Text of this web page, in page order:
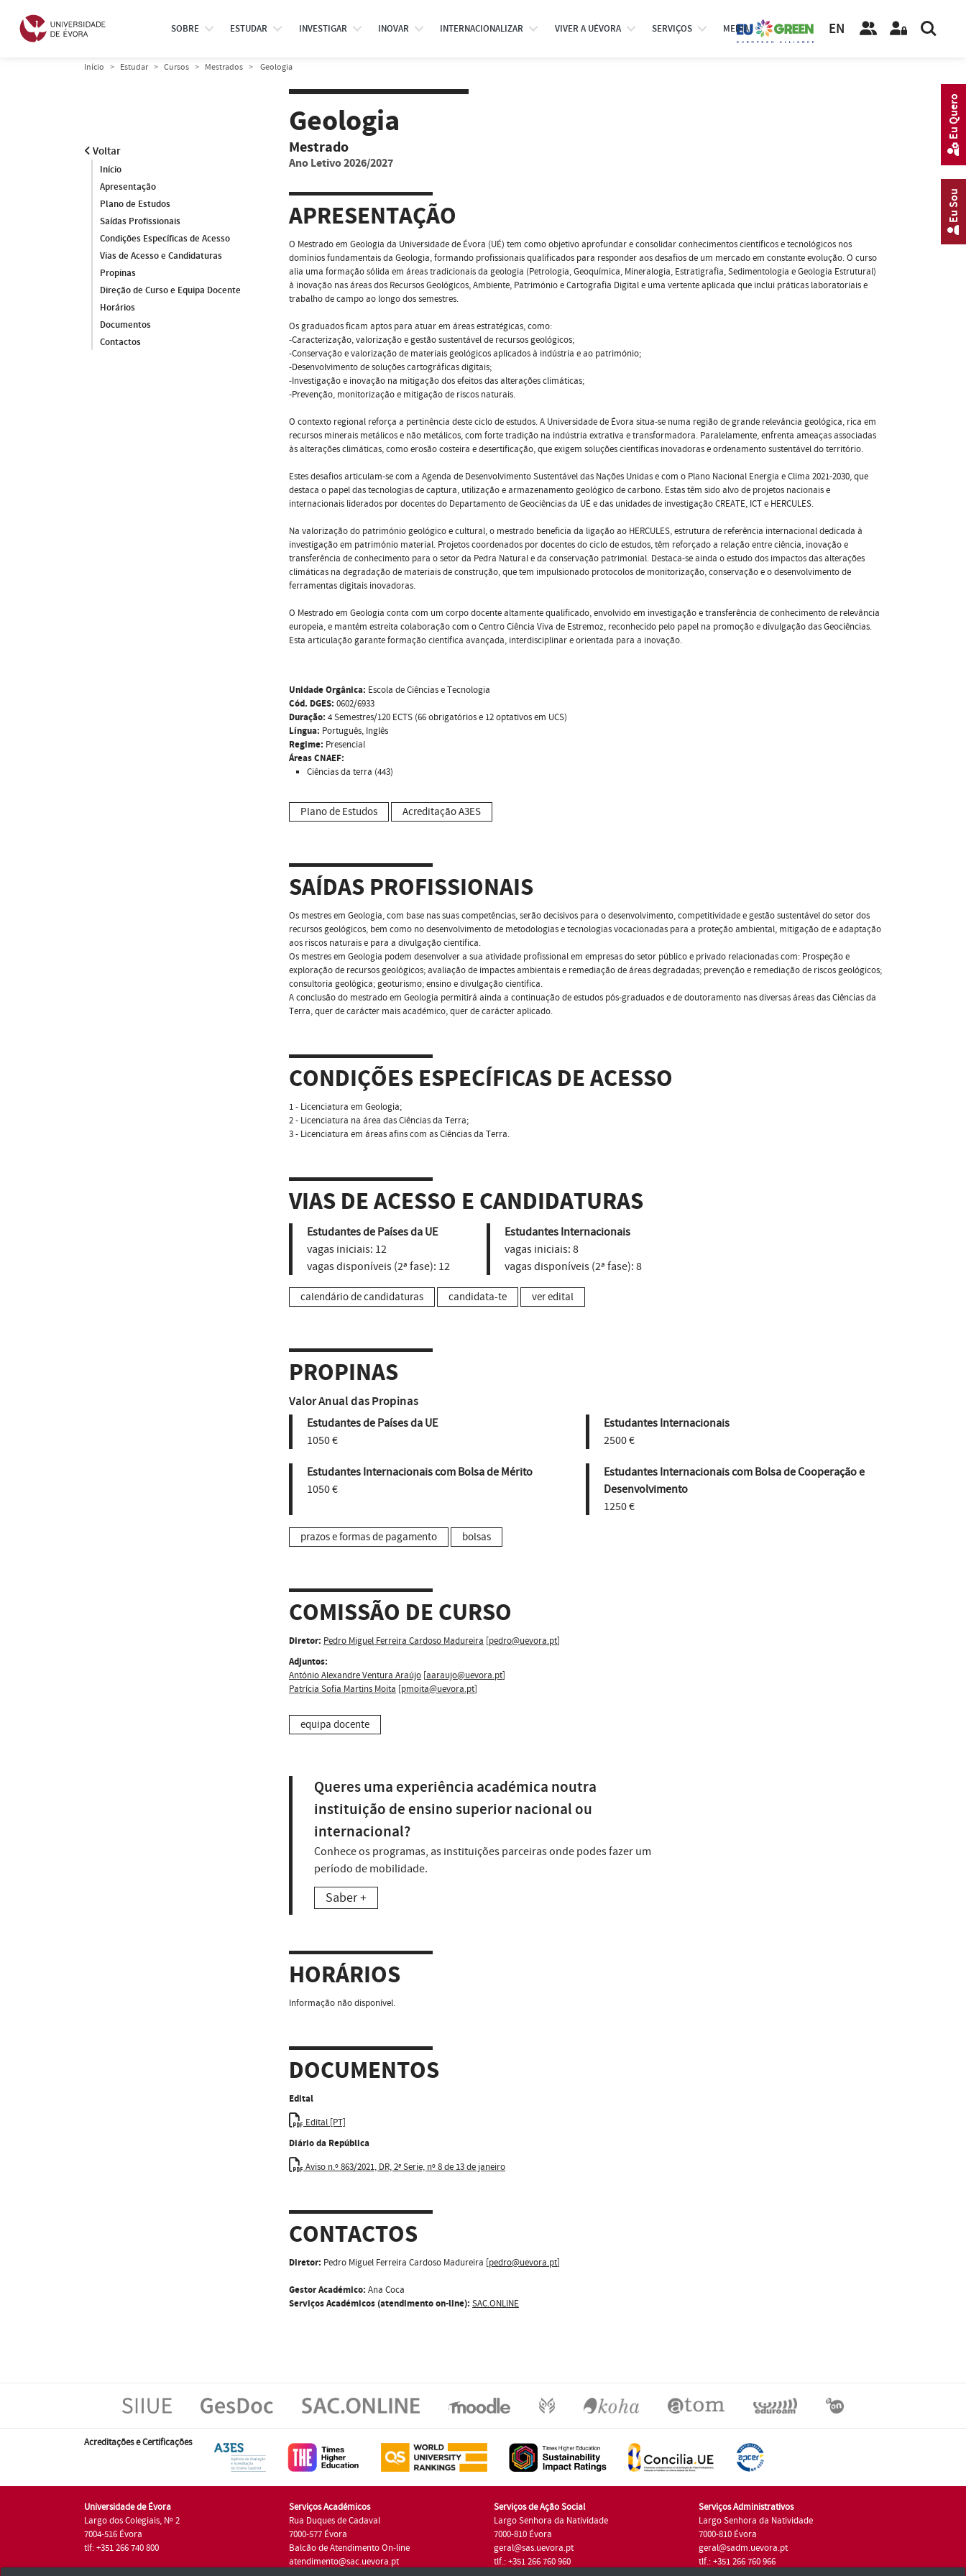
SOBRE ESTUDAR INVESTIGAR INOVAR INTERNACIONALIZAR VIVER A UÉVORA SERVIÇOS MEDIA EN
Início Estudar Cursos Mestrados Geologia
Voltar
Início
Apresentação
Plano de Estudos
Saídas Profissionais
Condições Específicas de Acesso
Vias de Acesso e Candidaturas
Propinas
Direção de Curso e Equipa Docente
Horários
Documentos
Contactos
Geologia
Mestrado
Ano Letivo 2026/2027
APRESENTAÇÃO
O Mestrado em Geologia da Universidade de Évora (UÉ) tem como objetivo aprofundar e consolidar conhecimentos científicos e tecnológicos nos
domínios fundamentais da Geologia, formando profissionais qualificados para responder aos desafios de um mercado em constante evolução. O curso
alia uma formação sólida em áreas tradicionais da geologia (Petrologia, Geoquímica, Mineralogia, Estratigrafia, Sedimentologia e Geologia Estrutural)
à inovação nas áreas dos Recursos Geológicos, Ambiente, Património e Cartografia Digital e uma vertente aplicada que inclui práticas laboratoriais e
trabalho de campo ao longo dos semestres.
Os graduados ficam aptos para atuar em áreas estratégicas, como:
-Caracterização, valorização e gestão sustentável de recursos geológicos;
-Conservação e valorização de materiais geológicos aplicados à indústria e ao património;
-Desenvolvimento de soluções cartográficas digitais;
-Investigação e inovação na mitigação dos efeitos das alterações climáticas;
-Prevenção, monitorização e mitigação de riscos naturais.
O contexto regional reforça a pertinência deste ciclo de estudos. A Universidade de Évora situa-se numa região de grande relevância geológica, rica em
recursos minerais metálicos e não metálicos, com forte tradição na indústria extrativa e transformadora. Paralelamente, enfrenta ameaças associadas
às alterações climáticas, como erosão costeira e desertificação, que exigem soluções científicas inovadoras e ordenamento sustentável do território.
Estes desafios articulam-se com a Agenda de Desenvolvimento Sustentável das Nações Unidas e com o Plano Nacional Energia e Clima 2021-2030, que
destaca o papel das tecnologias de captura, utilização e armazenamento geológico de carbono. Estas têm sido alvo de projetos nacionais e
internacionais liderados por docentes do Departamento de Geociências da UÉ e das unidades de investigação CREATE, ICT e HERCULES.
Na valorização do património geológico e cultural, o mestrado beneficia da ligação ao HERCULES, estrutura de referência internacional dedicada à
investigação em património material. Projetos coordenados por docentes do ciclo de estudos, têm reforçado a relação entre ciência, inovação e
transferência de conhecimento para o setor da Pedra Natural e da conservação patrimonial. Destaca-se ainda o estudo dos impactos das alterações
climáticas na degradação de materiais de construção, que tem impulsionado protocolos de monitorização, conservação e o desenvolvimento de
ferramentas digitais inovadoras.
O Mestrado em Geologia conta com um corpo docente altamente qualificado, envolvido em investigação e transferência de conhecimento de relevância
europeia, e mantém estreita colaboração com o Centro Ciência Viva de Estremoz, reconhecido pelo papel na promoção e divulgação das Geociências.
Esta articulação garante formação científica avançada, interdisciplinar e orientada para a inovação.
Unidade Orgânica: Escola de Ciências e Tecnologia
Cód. DGES: 0602/6933
Duração: 4 Semestres/120 ECTS (66 obrigatórios e 12 optativos em UCS)
Língua: Português, Inglês
Regime: Presencial
Áreas CNAEF:
Ciências da terra (443)
Plano de Estudos Acreditação A3ES
SAÍDAS PROFISSIONAIS
Os mestres em Geologia, com base nas suas competências, serão decisivos para o desenvolvimento, competitividade e gestão sustentável do setor dos
recursos geológicos, bem como no desenvolvimento de metodologias e tecnologias vocacionadas para a proteção ambiental, mitigação de e adaptação
aos riscos naturais e para a divulgação científica.
Os mestres em Geologia podem desenvolver a sua atividade profissional em empresas do setor público e privado relacionadas com: Prospeção e
exploração de recursos geológicos; avaliação de impactes ambientais e remediação de áreas degradadas; prevenção e remediação de riscos geológicos;
consultoria geológica; geoturismo; ensino e divulgação científica.
A conclusão do mestrado em Geologia permitirá ainda a continuação de estudos pós-graduados e de doutoramento nas diversas áreas das Ciências da
Terra, quer de carácter mais académico, quer de carácter aplicado.
CONDIÇÕES ESPECÍFICAS DE ACESSO
1 - Licenciatura em Geologia;
2 - Licenciatura na área das Ciências da Terra;
3 - Licenciatura em áreas afins com as Ciências da Terra.
VIAS DE ACESSO E CANDIDATURAS
Estudantes de Países da UE
vagas iniciais: 12
vagas disponíveis (2ª fase): 12
Estudantes Internacionais
vagas iniciais: 8
vagas disponíveis (2ª fase): 8
calendário de candidaturas candidata-te ver edital
PROPINAS
Valor Anual das Propinas
Estudantes de Países da UE
1050 €
Estudantes Internacionais
2500 €
Estudantes Internacionais com Bolsa de Mérito
1050 €
Estudantes Internacionais com Bolsa de Cooperação e
Desenvolvimento
1250 €
prazos e formas de pagamento bolsas
COMISSÃO DE CURSO
Diretor: Pedro Miguel Ferreira Cardoso Madureira [pedro@uevora.pt]
Adjuntos:
António Alexandre Ventura Araújo [aaraujo@uevora.pt]
Patrícia Sofia Martins Moita [pmoita@uevora.pt]
equipa docente
Queres uma experiência académica noutra
instituição de ensino superior nacional ou
internacional?
Conhece os programas, as instituições parceiras onde podes fazer um
período de mobilidade.
Saber +
HORÁRIOS
Informação não disponível.
DOCUMENTOS
Edital
Edital [PT]
Diário da República
Aviso n.º 863/2021, DR, 2ª Serie, nº 8 de 13 de janeiro
CONTACTOS
Diretor: Pedro Miguel Ferreira Cardoso Madureira [pedro@uevora.pt]
Gestor Académico: Ana Coca
Serviços Académicos (atendimento on-line): SAC.ONLINE
Acreditações e Certificações
Universidade de Évora
Largo dos Colegiais, Nº 2
7004-516 Évora
tlf: +351 266 740 800
Serviços Académicos
Rua Duques de Cadaval
7000-577 Évora
Balcão de Atendimento On-line
atendimento@sac.uevora.pt
Serviços de Ação Social
Largo Senhora da Natividade
7000-810 Évora
geral@sas.uevora.pt
tlf.: +351 266 760 960
Serviços Administrativos
Largo Senhora da Natividade
7000-810 Évora
geral@sadm.uevora.pt
tlf.: +351 266 760 966
Eu Sou
Eu Quero